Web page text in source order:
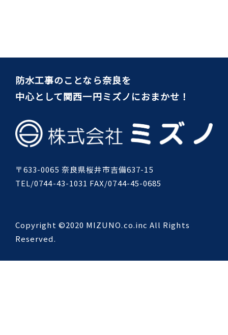
防水工事のことなら奈良を
中心として関西一円ミズノにおまかせ！
〒633-0065 奈良県桜井市吉備637-15
TEL/0744-43-1031 FAX/0744-45-0685
Copyright ©2020 MIZUNO.co.inc All Rights
Reserved.